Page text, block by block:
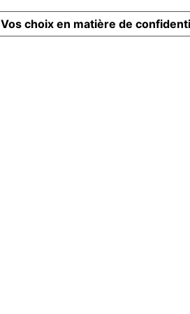
Vos choix en matière de